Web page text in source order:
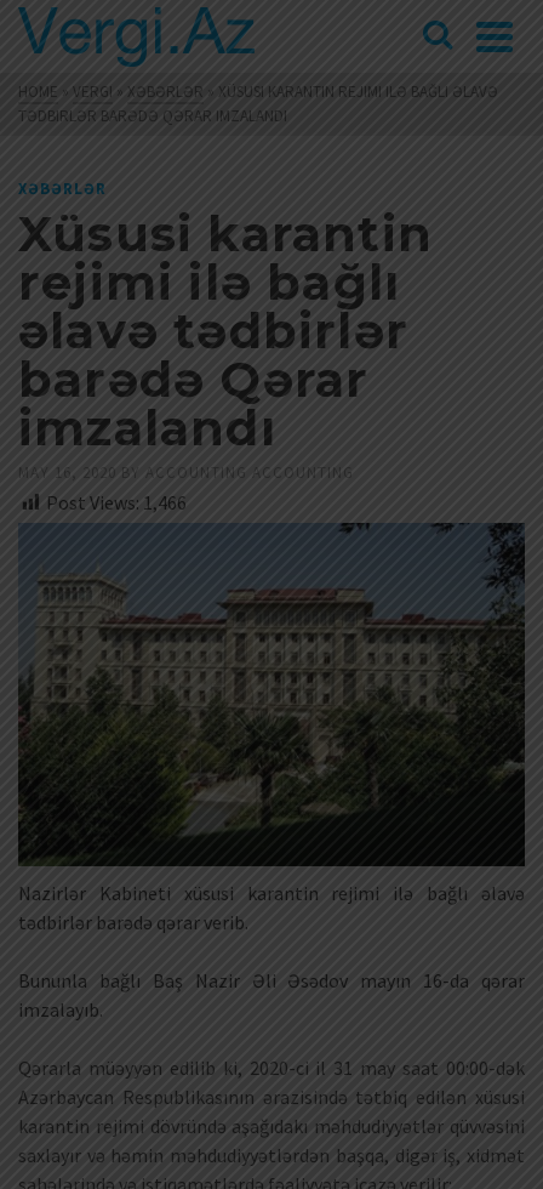
HOME » VERGI » XƏBƏRLƏR » XÜSUSI KARANTIN REJIMI ILƏ BAĞLI ƏLAVƏ
TƏDBIRLƏR BARƏDƏ QƏRAR IMZALANDI
XƏBƏRLƏR
Xüsusi karantin
rejimi ilə bağlı
əlavə tədbirlər
barədə Qərar
imzalandı
MAY 16, 2020 BY ACCOUNTING ACCOUNTING
Post Views: 1,466
Nazirlər Kabineti xüsusi karantin rejimi ilə bağlı əlavə
tədbirlər barədə qərar verib.
Bununla bağlı Baş Nazir Əli Əsədov mayın 16-da qərar
imzalayıb.
Qərarla müəyyən edilib ki, 2020-ci il 31 may saat 00:00-dək
Azərbaycan Respublikasının ərazisində tətbiq edilən xüsusi
karantin rejimi dövründə aşağıdakı məhdudiyyətlər qüvvəsini
saxlayır və həmin məhdudiyyətlərdən başqa, digər iş, xidmət